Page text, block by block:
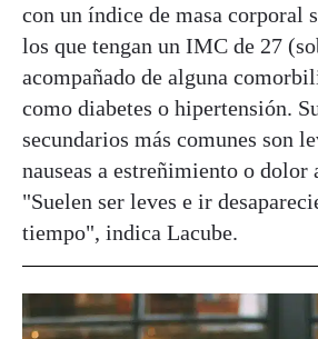
con un índice de masa corporal
los que tengan un IMC de 27
acompañado de alguna
como diabetes o hipertensión.
secundarios más comunes son
nauseas a estreñimiento o dolor
"Suelen ser leves e ir
tiempo", indica Lacube.